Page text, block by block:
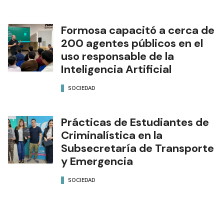
Formosa capacitó a cerca de
200 agentes públicos en el
uso responsable de la
Inteligencia Artificial
SOCIEDAD
Prácticas de Estudiantes de
Criminalística en la
Subsecretaría de Transporte
y Emergencia
SOCIEDAD